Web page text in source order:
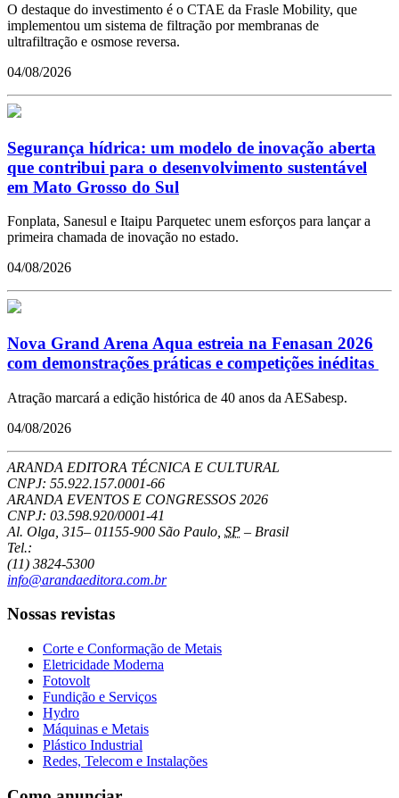
O destaque do investimento é o CTAE da Frasle Mobility, que
implementou um sistema de filtração por membranas de
ultrafiltração e osmose reversa.
04/08/2026
Segurança hídrica: um modelo de inovação aberta
que contribui para o desenvolvimento sustentável
em Mato Grosso do Sul
Fonplata, Sanesul e Itaipu Parquetec unem esforços para lançar a
primeira chamada de inovação no estado.
04/08/2026
Nova Grand Arena Aqua estreia na Fenasan 2026
com demonstrações práticas e competições inéditas
Atração marcará a edição histórica de 40 anos da AESabesp.
04/08/2026
ARANDA EDITORA TÉCNICA E CULTURAL
CNPJ: 55.922.157.0001-66
ARANDA EVENTOS E CONGRESSOS 2026
CNPJ: 03.598.920/0001-41
Al. Olga, 315– 01155-900 São Paulo SP – Brasil
Tel.:
(11) 3824-5300
info@arandaeditora.com.br
Nossas revistas
Corte e Conformação de Metais
Eletricidade Moderna
Fotovolt
Fundição e Serviços
Hydro
Máquinas e Metais
Plástico Industrial
Redes, Telecom e Instalações